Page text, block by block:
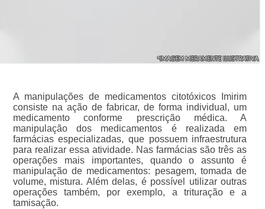
A manipulações de medicamentos citotóxicos Imirim
consiste na ação de fabricar, de forma individual, um
medicamento conforme prescrição médica. A
manipulação dos medicamentos é realizada em
farmácias especializadas, que possuem infraestrutura
para realizar essa atividade. Nas farmácias são três as
operações mais importantes, quando o assunto é
manipulação de medicamentos: pesagem, tomada de
volume, mistura. Além delas, é possível utilizar outras
operações também, por exemplo, a trituração e a
tamisação.